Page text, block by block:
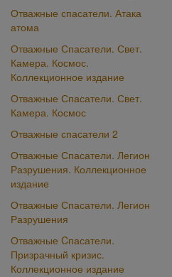
Отважные спасатели. Атака
атома
Отважные Спасатели. Свет.
Камера. Космос.
Коллекционное издание
Отважные Спасатели. Свет.
Камера. Космос
Отважные спасатели 2
Отважные Спасатели. Легион
Разрушения. Коллекционное
издание
Отважные Спасатели. Легион
Разрушения
Отважные Cпасатели.
Призрачный кризис.
Коллекционное издание